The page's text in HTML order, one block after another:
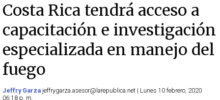
Costa Rica tendrá acceso a
capacitación e investigación
especializada en manejo del
fuego
Jeffry Garza jeffrygarza.asesor@larepublica.net | Lunes 10 febrero, 2020
06:18 p. m.